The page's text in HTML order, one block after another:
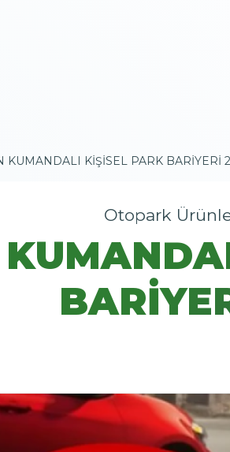
KUMANDALI KİŞİSEL PARK BARİYERİ 2
Otopark